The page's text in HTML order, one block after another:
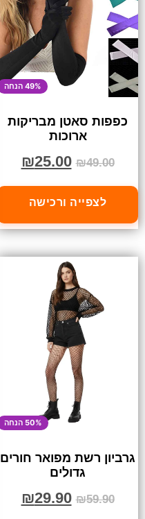
49% הנחה
כפפות סאטן מבריקות
ארוכות
₪49.00
₪25.00
לצפייה ורכישה
50% הנחה
גרביון רשת מפואר חורים
גדולים
₪59.90
₪29.90